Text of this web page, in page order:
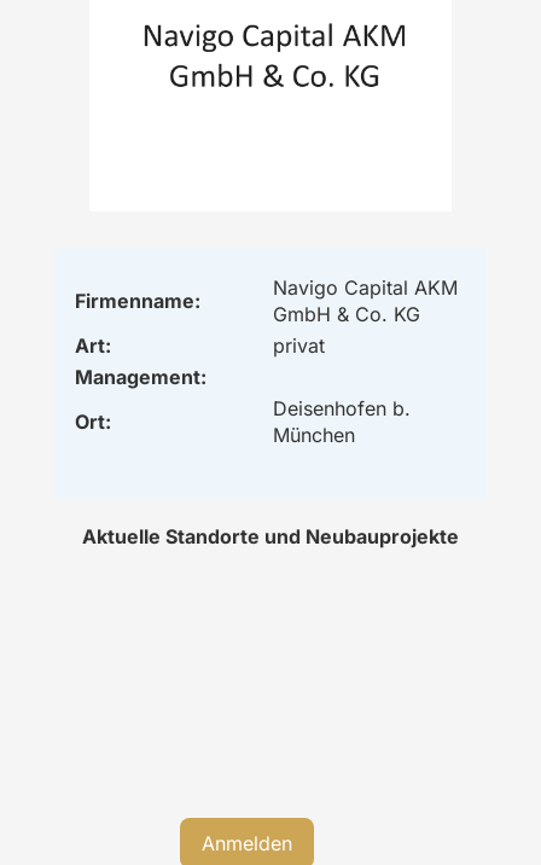
Firmenname:
Navigo Capital AKM
GmbH & Co. KG
Art:
privat
Management:
Ort:
Deisenhofen b.
München
Aktuelle Standorte und Neubauprojekte